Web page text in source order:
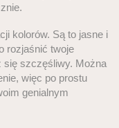
kolorów. Są to jasne i
rozjaśnić twoje
się szczęśliwy. Można
więc po prostu
genialnym